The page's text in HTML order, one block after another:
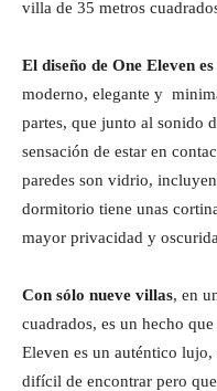
villa de 35 metros
El diseño de One Eleven
moderno, elegante y
partes, que junto al sonido
sensación de estar en
paredes son vidrio,
dormitorio tiene unas
mayor privacidad y
Con sólo nueve villas, en
cuadrados, es un hecho
Eleven es un auténtico
difícil de encontrar pero